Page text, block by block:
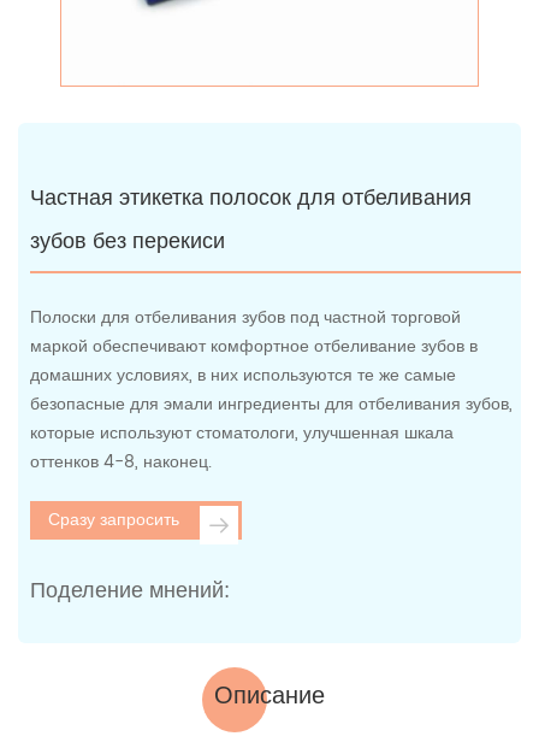
Частная этикетка полосок для отбеливания
зубов без перекиси
Полоски для отбеливания зубов под частной торговой
маркой обеспечивают комфортное отбеливание зубов в
домашних условиях, в них используются те же самые
безопасные для эмали ингредиенты для отбеливания зубов,
которые используют стоматологи, улучшенная шкала
оттенков 4-8, наконец.
Сразу запросить
Поделение мнений:
Описание